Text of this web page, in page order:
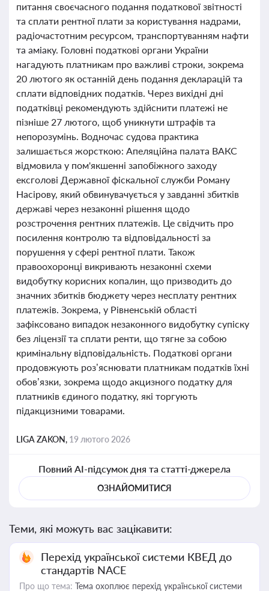
питання своєчасного подання податкової звітності
та сплати рентної плати за користування надрами,
радіочастотним ресурсом, транспортуванням нафти
та аміаку. Головні податкові органи України
нагадують платникам про важливі строки, зокрема
20 лютого як останній день подання декларацій та
сплати відповідних податків. Через вихідні дні
податківці рекомендують здійснити платежі не
пізніше 27 лютого, щоб уникнути штрафів та
непорозумінь. Водночас судова практика
залишається жорсткою: Апеляційна палата ВАКС
відмовила у пом'якшенні запобіжного заходу
ексголові Державної фіскальної служби Роману
Насірову, який обвинувачується у завданні збитків
державі через незаконні рішення щодо
розстрочення рентних платежів. Це свідчить про
посилення контролю та відповідальності за
порушення у сфері рентної плати. Також
правоохоронці викривають незаконні схеми
видобутку корисних копалин, що призводить до
значних збитків бюджету через несплату рентних
платежів. Зокрема, у Рівненській області
зафіксовано випадок незаконного видобутку супіску
без ліцензії та сплати ренти, що тягне за собою
кримінальну відповідальність. Податкові органи
продовжують роз’яснювати платникам податків їхні
обов’язки, зокрема щодо акцизного податку для
платників єдиного податку, які торгують
підакцизними товарами.
LIGA ZAKON, 19 лютого 2026
Повний AI-підсумок дня та статті-джерела
ОЗНАЙОМИТИСЯ
Теми, які можуть вас зацікавити:
Перехід української системи КВЕД до
стандартів NACE
Про що тема: Тема охоплює перехід української системи